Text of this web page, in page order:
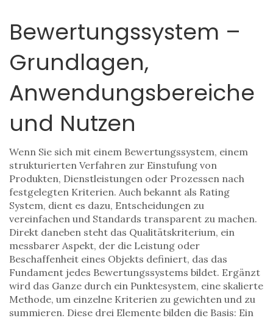
Bewertungssystem –
Grundlagen,
Anwendungsbereiche
und Nutzen
Wenn Sie sich mit einem Bewertungssystem, einem
strukturierten Verfahren zur Einstufung von
Produkten, Dienstleistungen oder Prozessen nach
festgelegten Kriterien. Auch bekannt als Rating
System, dient es dazu, Entscheidungen zu
vereinfachen und Standards transparent zu machen.
Direkt daneben steht das Qualitätskriterium, ein
messbarer Aspekt, der die Leistung oder
Beschaffenheit eines Objekts definiert, das das
Fundament jedes Bewertungssystems bildet. Ergänzt
wird das Ganze durch ein Punktesystem, eine skalierte
Methode, um einzelne Kriterien zu gewichten und zu
summieren. Diese drei Elemente bilden die Basis: Ein